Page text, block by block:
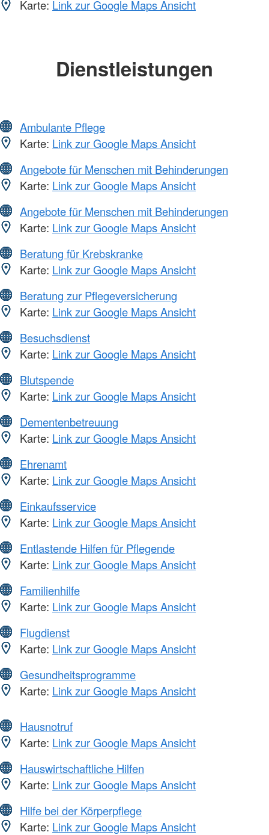
Karte: Link zur Google Maps Ansicht
Dienstleistungen
Ambulante Pflege
Karte: Link zur Google Maps Ansicht
Angebote für Menschen mit Behinderungen
Karte: Link zur Google Maps Ansicht
Angebote für Menschen mit Behinderungen
Karte: Link zur Google Maps Ansicht
Beratung für Krebskranke
Karte: Link zur Google Maps Ansicht
Beratung zur Pflegeversicherung
Karte: Link zur Google Maps Ansicht
Besuchsdienst
Karte: Link zur Google Maps Ansicht
Blutspende
Karte: Link zur Google Maps Ansicht
Dementenbetreuung
Karte: Link zur Google Maps Ansicht
Ehrenamt
Karte: Link zur Google Maps Ansicht
Einkaufsservice
Karte: Link zur Google Maps Ansicht
Entlastende Hilfen für Pflegende
Karte: Link zur Google Maps Ansicht
Familienhilfe
Karte: Link zur Google Maps Ansicht
Flugdienst
Karte: Link zur Google Maps Ansicht
Gesundheitsprogramme
Karte: Link zur Google Maps Ansicht
Hausnotruf
Karte: Link zur Google Maps Ansicht
Hauswirtschaftliche Hilfen
Karte: Link zur Google Maps Ansicht
Hilfe bei der Körperpflege
Karte: Link zur Google Maps Ansicht